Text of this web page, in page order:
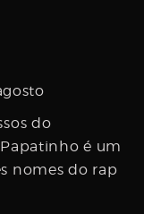
do
é um
nomes do rap